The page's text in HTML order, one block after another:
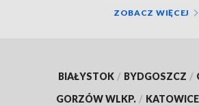
ZOBACZ WIĘCEJ
BIAŁYSTOK / BYDGOSZCZ /
GORZÓW WLKP. / KATOWICE